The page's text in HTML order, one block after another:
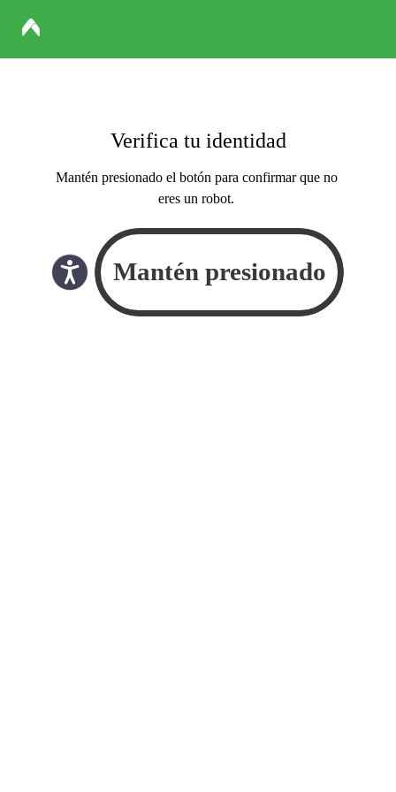
Verifica tu identidad
Mantén presionado el botón para confirmar que no
eres un robot.